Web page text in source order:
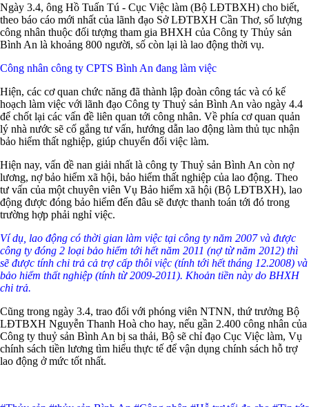
Ngày 3.4, ông Hồ Tuấn Tú - Cục Việc làm (Bộ LĐTBXH) cho biết,
theo báo cáo mới nhất của lãnh đạo Sở LĐTBXH Cần Thơ, số lượng
công nhân thuộc đối tượng tham gia BHXH của Công ty Thủy sản
Bình An là khoảng 800 người, số còn lại là lao động thời vụ.
Công nhân công ty CPTS Bình An đang làm việc
Hiện, các cơ quan chức năng đã thành lập đoàn công tác và có kế
hoạch làm việc với lãnh đạo Công ty Thuỷ sản Bình An vào ngày 4.4
để chốt lại các vấn đề liên quan tới công nhân. Về phía cơ quan quản
lý nhà nước sẽ cố gắng tư vấn, hướng dẫn lao động làm thủ tục nhận
bảo hiểm thất nghiệp, giúp chuyển đổi việc làm.
Hiện nay, vấn đề nan giải nhất là công ty Thuỷ sản Bình An còn nợ
lương, nợ bảo hiểm xã hội, bảo hiểm thất nghiệp của lao động. Theo
tư vấn của một chuyên viên Vụ Bảo hiểm xã hội (Bộ LĐTBXH), lao
động được đóng bảo hiểm đến đâu sẽ được thanh toán tới đó trong
trường hợp phải nghỉ việc.
Ví dụ, lao động có thời gian làm việc tại công ty năm 2007 và được
công ty đóng 2 loại bảo hiểm tới hết năm 2011 (nợ từ năm 2012) thì
sẽ được tính chi trả cả trợ cấp thôi việc (tính tới hết tháng 12.2008) và
bảo hiểm thất nghiệp (tính từ 2009-2011). Khoản tiền này do BHXH
chi trả.
Cũng trong ngày 3.4, trao đổi với phóng viên NTNN, thứ trưởng Bộ
LĐTBXH Nguyễn Thanh Hoà cho hay, nếu gần 2.400 công nhân của
Công ty thuỷ sản Bình An bị sa thải, Bộ sẽ chỉ đạo Cục Việc làm, Vụ
chính sách tiền lương tìm hiểu thực tế để vận dụng chính sách hỗ trợ
lao động ở mức tốt nhất.